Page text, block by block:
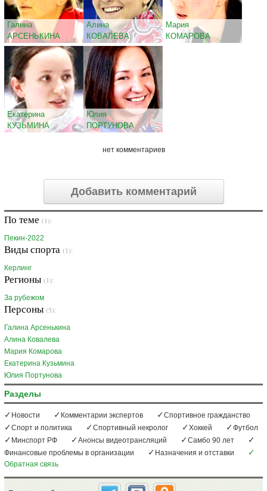
Галина
АРСЕНЬКИНА
Алина
КОВАЛЕВА
Мария
КОМАРОВА
Екатерина
КУЗЬМИНА
Юлия
ПОРТУНОВА
нет комментариев
Добавить комментарий
По теме (1):
Пекин-2022
Виды спорта (1):
Керлинг
Регионы (1):
За рубежом
Персоны (5):
Галина Арсенькина
Алина Ковалева
Мария Комарова
Екатерина Кузьмина
Юлия Портунова
Разделы
Новости Комментарии экспертов
Спортивное гражданство
Спорт и политика
Спортивный некролог Хоккей
Футбол
Минспорт РФ
Анонсы видеотрансляций
Самбо 90 лет
Финансовые проблемы в организации
Назначения и отставки
Обратная связь